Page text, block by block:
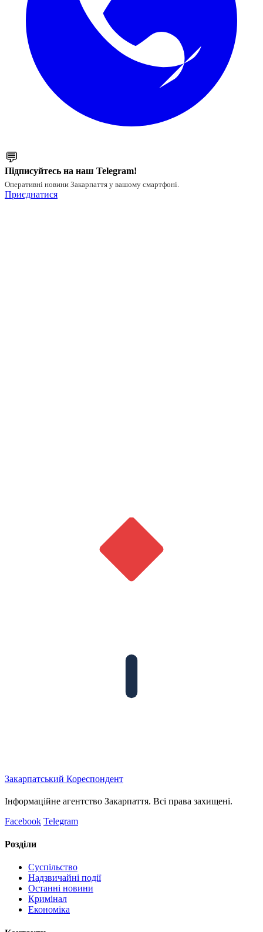
💬
Підписуйтесь на наш Telegram!
Оперативні новини Закарпаття у вашому смартфоні.
Приєднатися
Закарпатський Кореспондент
Інформаційне агентство Закарпаття. Всі права захищені.
Facebook Telegram
Розділи
Суспільство
Надзвичайні події
Останні новини
Кримінал
Економіка